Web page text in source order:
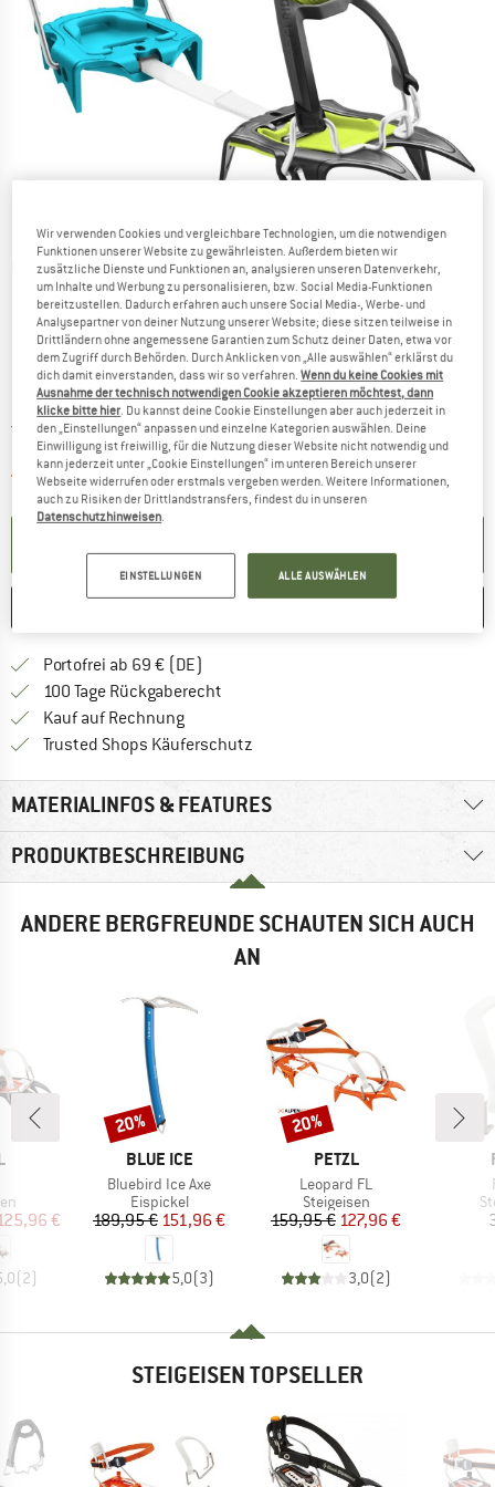
Detailansichten
Preis:
159,95€ inkl. MwSt.
Versandkostenfrei(DE)Deutschland. Informationen zu den
Artikel zur Zeit leider ausverkauftDer Link öffnet sich in einer Infobox
Portofrei ab 69 € (DE)
100 Tage Rückgaberecht
Kauf auf RechnungFinde die Zahlungs-Infos hier! Öffnet
Trusted Shops Käuferschutz
MATERIALINFOS & FEATURES
PRODUKTBESCHREIBUNG
ANDERE BERGFREUNDE SCHAUTEN SICH AUCH
AN
Preis
€
(2)
MARKE
BLUE ICE
Artikel
Bluebird Ice Axe
Produktgruppe
Eispickel
Preis
189,95 €reduzierter Preis
151,96 €
5,0(3)
Rabatt
20%
MARKE
PETZL
Artikel
Leopard FL
Produktgruppe
Steigeisen
Preis
159,95 €reduzierter Preis
127,96 €
3,0(2)
Rabatt
20%
STEIGEISEN TOPSELLER
Wir verwenden Cookies und vergleichbare Technologien, um die notwendigen
Funktionen unserer Website zu gewährleisten. Außerdem bieten wir
zusätzliche Dienste und Funktionen an, analysieren unseren Datenverkehr,
um Inhalte und Werbung zu personalisieren, bzw. Social Media-Funktionen
bereitzustellen. Dadurch erfahren auch unsere Social Media-, Werbe- und
Analysepartner von deiner Nutzung unserer Website; diese sitzen teilweise in
Drittländern ohne angemessene Garantien zum Schutz deiner Daten, etwa vor
dem Zugriff durch Behörden. Durch Anklicken von „Alle auswählen“ erklärst du
dich damit einverstanden, dass wir so verfahren.Wenn du keine Cookies mit
Ausnahme der technisch notwendigen Cookie akzeptieren möchtest, dann
klicke bitte hier. Du kannst deine Cookie Einstellungen aber auch jederzeit in
den „Einstellungen“ anpassen und einzelne Kategorien auswählen. Deine
Einwilligung ist freiwillig, für die Nutzung dieser Website nicht notwendig und
kann jederzeit unter „Cookie Einstellungen“ im unteren Bereich unserer
Webseite widerrufen oder erstmals vergeben werden. Weitere Informationen,
auch zu Risiken der Drittlandstransfers, findest du in unseren
Datenschutzhinweisen.
EINSTELLUNGEN ALLE AUSWÄHLEN